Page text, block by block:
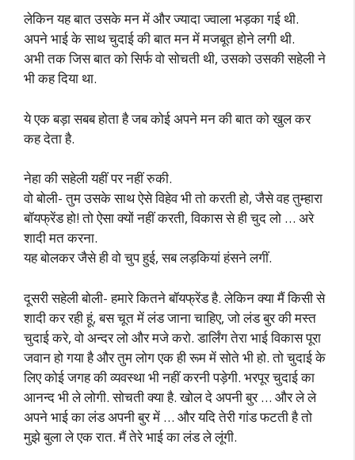
लेकिन यह बात उसके मन में और ज्यादा ज्वाला भड़का गई थी.
अपने भाई के साथ चुदाई की बात मन में मजबूत होने लगी थी.
अभी तक जिस बात को सिर्फ वो सोचती थी, उसको उसकी सहेली ने
भी कह दिया था.
ये एक बड़ा सबब होता है जब कोई अपने मन की बात को खुल कर
कह देता है.
नेहा की सहेली यहीं पर नहीं रुकी.
वो बोली- तुम उसके साथ ऐसे विहेव भी तो करती हो, जैसे वह तुम्हारा
बॉयफ्रेंड हो! तो ऐसा क्यों नहीं करती, विकास से ही चुद लो … अरे
शादी मत करना.
यह बोलकर जैसे ही वो चुप हुई, सब लड़कियां हंसने लगीं.
दूसरी सहेली बोली- हमारे कितने बॉयफ्रेंड है. लेकिन क्या मैं किसी से
शादी कर रही हूं, बस चूत में लंड जाना चाहिए, जो लंड बुर की मस्त
चुदाई करे, वो अन्दर लो और मजे करो. डार्लिंग तेरा भाई विकास पूरा
जवान हो गया है और तुम लोग एक ही रूम में सोते भी हो. तो चुदाई के
लिए कोई जगह की व्यवस्था भी नहीं करनी पड़ेगी. भरपूर चुदाई का
आनन्द भी ले लोगी. सोचती क्या है. खोल दे अपनी बुर … और ले ले
अपने भाई का लंड अपनी बुर में … और यदि तेरी गांड फटती है तो
मुझे बुला ले एक रात. मैं तेरे भाई का लंड ले लूंगी.